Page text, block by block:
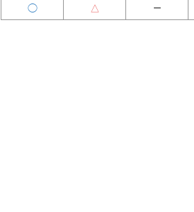
◯ △ ー